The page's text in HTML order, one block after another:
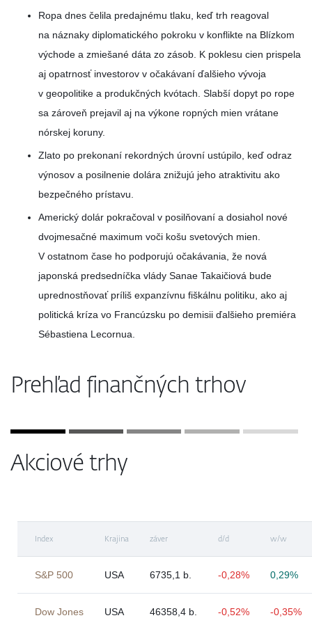
Ropa dnes čelila predajnému tlaku, keď trh reagoval
na náznaky diplomatického pokroku v konflikte na Blízkom
východe a zmiešané dáta zo zásob. K poklesu cien prispela
aj opatrnosť investorov v očakávaní ďalšieho vývoja
v geopolitike a produkčných kvótach. Slabší dopyt po rope
sa zároveň prejavil aj na výkone ropných mien vrátane
nórskej koruny.
Zlato po prekonaní rekordných úrovní ustúpilo, keď odraz
výnosov a posilnenie dolára znižujú jeho atraktivitu ako
bezpečného prístavu.
Americký dolár pokračoval v posilňovaní a dosiahol nové
dvojmesačné maximum voči košu svetových mien.
V ostatnom čase ho podporujú očakávania, že nová
japonská predsedníčka vlády Sanae Takaičiová bude
uprednostňovať príliš expanzívnu fiškálnu politiku, ako aj
politická kríza vo Francúzsku po demisii ďalšieho premiéra
Sébastiena Lecornua.
Prehľad finančných trhov
Akciové trhy
Index Krajina záver d/d w/w
S&P 500 USA 6735,1 b. -0,28% 0,29%
Dow Jones USA 46358,4 b. -0,52% -0,35%